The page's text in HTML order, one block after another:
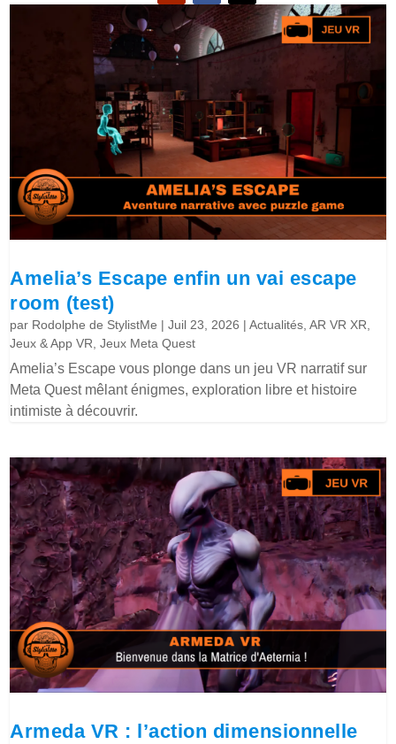
Amelia’s Escape enfin un vai escape
room (test)
par Rodolphe de StylistMe |Juil 23, 2026 |Actualités ,AR VR XR
Jeux & App VR ,Jeux Meta Quest
Amelia’s Escape vous plonge dans un jeu VR narratif sur
Meta Quest mêlant énigmes, exploration libre et histoire
intimiste à découvrir.
Armeda VR : l’action dimensionnelle